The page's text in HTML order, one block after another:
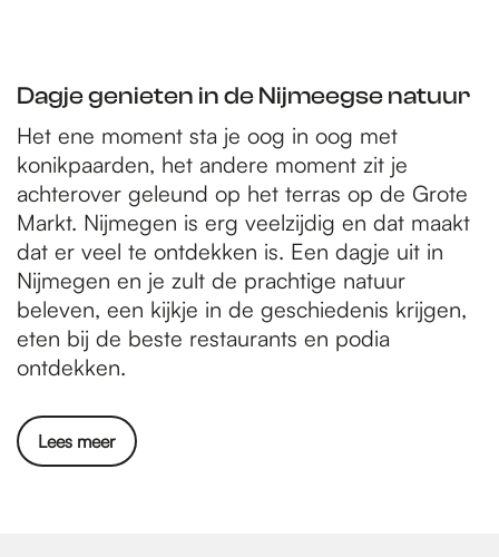
Dagje genieten in de Nijmeegse natuur
Het ene moment sta je oog in oog met
konikpaarden, het andere moment zit je
achterover geleund op het terras op de Grote
Markt. Nijmegen is erg veelzijdig en dat maakt
dat er veel te ontdekken is. Een dagje uit in
Nijmegen en je zult de prachtige natuur
beleven, een kijkje in de geschiedenis krijgen,
eten bij de beste restaurants en podia
ontdekken.
Lees meer